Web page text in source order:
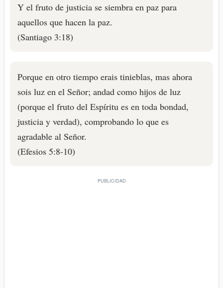
Y el fruto de justicia se siembra en paz para
aquellos que hacen la paz.
(Santiago 3:18)
Porque en otro tiempo erais tinieblas, mas ahora
sois luz en el Señor; andad como hijos de luz
(porque el fruto del Espíritu es en toda bondad,
justicia y verdad), comprobando lo que es
agradable al Señor.
(Efesios 5:8-10)